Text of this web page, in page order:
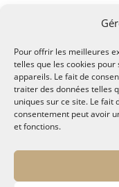
Pour offrir les meilleures
telles que les cookies
appareils. Le fait de
traiter des données telles
uniques sur ce site. Le fait
consentement peut avoir
et fonctions.
© MALTAE,
32,